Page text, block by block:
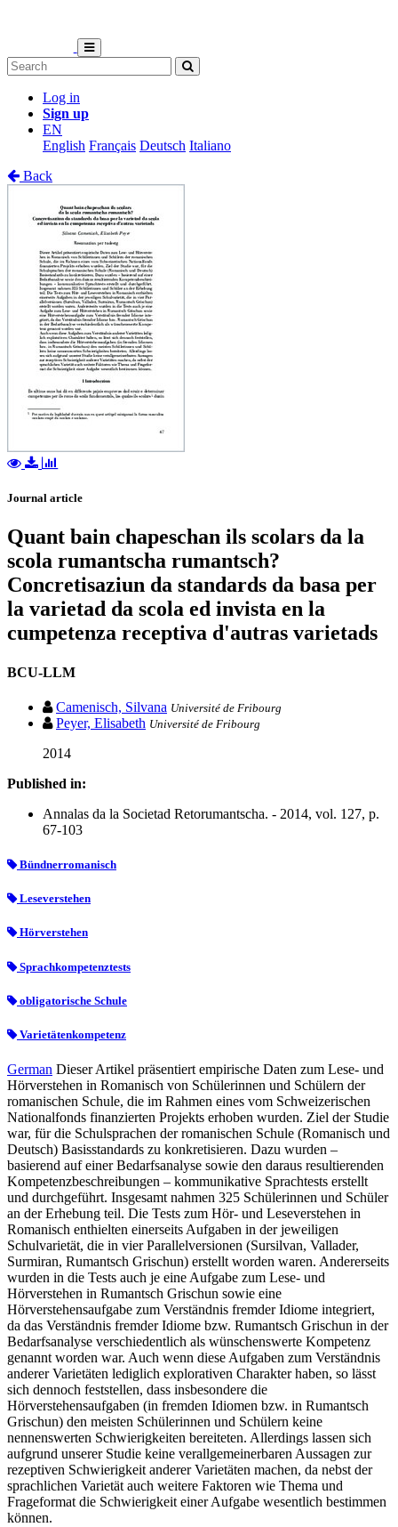
Log in
Sign up
EN
English Français Deutsch Italiano
Back
Journal article
Quant bain chapeschan ils scolars da la
scola rumantscha rumantsch?
Concretisaziun da standards da basa per
la varietad da scola ed invista en la
cumpetenza receptiva d'autras varietads
BCU-LLM
Camenisch, Silvana Université de Fribourg
Peyer, Elisabeth Université de Fribourg
2014
Published in:
Annalas da la Societad Retorumantscha. - 2014, vol. 127, p.
67-103
Bündnerromanisch
Leseverstehen
Hörverstehen
Sprachkompetenztests
obligatorische Schule
Varietätenkompetenz
German Dieser Artikel präsentiert empirische Daten zum Lese- und
Hörverstehen in Romanisch von Schülerinnen und Schülern der
romanischen Schule, die im Rahmen eines vom Schweizerischen
Nationalfonds finanzierten Projekts erhoben wurden. Ziel der Studie
war, für die Schulsprachen der romanischen Schule (Romanisch und
Deutsch) Basisstandards zu konkretisieren. Dazu wurden –
basierend auf einer Bedarfsanalyse sowie den daraus resultierenden
Kompetenzbeschreibungen – kommunikative Sprachtests erstellt
und durchgeführt. Insgesamt nahmen 325 Schülerinnen und Schüler
an der Erhebung teil. Die Tests zum Hör- und Leseverstehen in
Romanisch enthielten einerseits Aufgaben in der jeweiligen
Schulvarietät, die in vier Parallelversionen (Sursilvan, Vallader,
Surmiran, Rumantsch Grischun) erstellt worden waren. Andererseits
wurden in die Tests auch je eine Aufgabe zum Lese- und
Hörverstehen in Rumantsch Grischun sowie eine
Hörverstehensaufgabe zum Verständnis fremder Idiome integriert,
da das Verständnis fremder Idiome bzw. Rumantsch Grischun in der
Bedarfsanalyse verschiedentlich als wünschenswerte Kompetenz
genannt worden war. Auch wenn diese Aufgaben zum Verständnis
anderer Varietäten lediglich explorativen Charakter haben, so lässt
sich dennoch feststellen, dass insbesondere die
Hörverstehensaufgaben (in fremden Idiomen bzw. in Rumantsch
Grischun) den meisten Schülerinnen und Schülern keine
nennenswerten Schwierigkeiten bereiteten. Allerdings lassen sich
aufgrund unserer Studie keine verallgemeinerbaren Aussagen zur
rezeptiven Schwierigkeit anderer Varietäten machen, da nebst der
sprachlichen Varietät auch weitere Faktoren wie Thema und
Frageformat die Schwierigkeit einer Aufgabe wesentlich bestimmen
können.